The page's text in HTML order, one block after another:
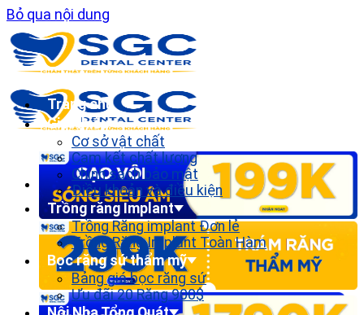
Bỏ qua nội dung
Trang chủ
Giới thiệu
Cơ sở vật chất
Cam kết chất lượng
Chính sách bảo mật
Điều khoản và điều kiện
Trồng răng Implant
Trồng Răng implant Đơn lẻ
Trồng Răng Implant Toàn Hàm
Bọc răng sứ thẩm mỹ
Bảng giá bọc răng sứ
Ưu đãi 20 Răng 900$